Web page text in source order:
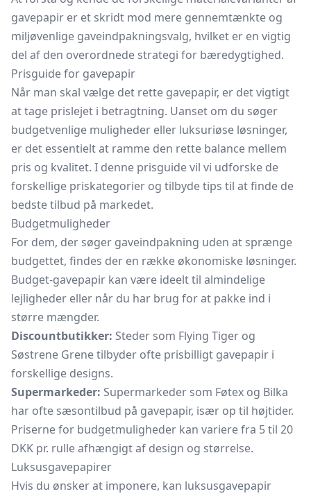
gavepapir er et skridt mod mere gennemtænkte og
miljøvenlige gaveindpakningsvalg, hvilket er en vigtig
del af den overordnede strategi for bæredygtighed.
Prisguide for gavepapir
Når man skal vælge det rette gavepapir, er det vigtigt
at tage prislejet i betragtning. Uanset om du søger
budgetvenlige muligheder eller luksuriøse løsninger,
er det essentielt at ramme den rette balance mellem
pris og kvalitet. I denne prisguide vil vi udforske de
forskellige priskategorier og tilbyde tips til at finde de
bedste tilbud på markedet.
Budgetmuligheder
For dem, der søger gaveindpakning uden at sprænge
budgettet, findes der en række økonomiske løsninger.
Budget-gavepapir kan være ideelt til almindelige
lejligheder eller når du har brug for at pakke ind i
større mængder.
Discountbutikker: Steder som Flying Tiger og
Søstrene Grene tilbyder ofte prisbilligt gavepapir i
forskellige designs.
Supermarkeder: Supermarkeder som Føtex og Bilka
har ofte sæsontilbud på gavepapir, især op til højtider.
Priserne for budgetmuligheder kan variere fra 5 til 20
DKK pr. rulle afhængigt af design og størrelse.
Luksusgavepapirer
Hvis du ønsker at imponere, kan luksusgavepapir